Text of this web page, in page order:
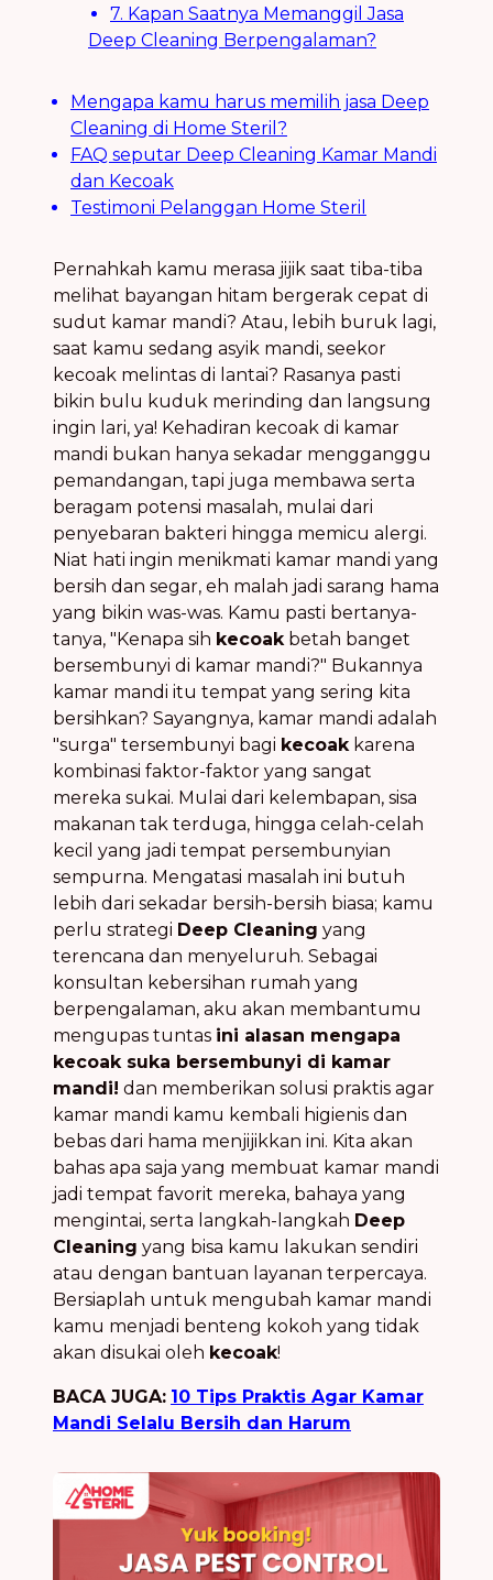
7. Kapan Saatnya Memanggil Jasa
Deep Cleaning Berpengalaman?
Mengapa kamu harus memilih jasa Deep
Cleaning di Home Steril?
FAQ seputar Deep Cleaning Kamar Mandi
dan Kecoak
Testimoni Pelanggan Home Steril
Pernahkah kamu merasa jijik saat tiba-tiba
melihat bayangan hitam bergerak cepat di
sudut kamar mandi? Atau, lebih buruk lagi,
saat kamu sedang asyik mandi, seekor
kecoak melintas di lantai? Rasanya pasti
bikin bulu kuduk merinding dan langsung
ingin lari, ya! Kehadiran kecoak di kamar
mandi bukan hanya sekadar mengganggu
pemandangan, tapi juga membawa serta
beragam potensi masalah, mulai dari
penyebaran bakteri hingga memicu alergi.
Niat hati ingin menikmati kamar mandi yang
bersih dan segar, eh malah jadi sarang hama
yang bikin was-was. Kamu pasti bertanya-
tanya, "Kenapa sih kecoakbetah banget
bersembunyi di kamar mandi?" Bukannya
kamar mandi itu tempat yang sering kita
bersihkan? Sayangnya, kamar mandi adalah
"surga" tersembunyi bagi kecoakkarena
kombinasi faktor-faktor yang sangat
mereka sukai. Mulai dari kelembapan, sisa
makanan tak terduga, hingga celah-celah
kecil yang jadi tempat persembunyian
sempurna. Mengatasi masalah ini butuh
lebih dari sekadar bersih-bersih biasa; kamu
perlu strategi Deep Cleaning yang
terencana dan menyeluruh. Sebagai
konsultan kebersihan rumah yang
berpengalaman, aku akan membantumu
mengupas tuntas ini alasan mengapa
kecoak suka bersembunyi di kamar
mandi! dan memberikan solusi praktis agar
kamar mandi kamu kembali higienis dan
bebas dari hama menjijikkan ini. Kita akan
bahas apa saja yang membuat kamar mandi
jadi tempat favorit mereka, bahaya yang
mengintai, serta langkah-langkah Deep
Cleaning yang bisa kamu lakukan sendiri
atau dengan bantuan layanan terpercaya.
Bersiaplah untuk mengubah kamar mandi
kamu menjadi benteng kokoh yang tidak
akan disukai oleh kecoak!
BACA JUGA: 10 Tips Praktis Agar Kamar
Mandi Selalu Bersih dan Harum